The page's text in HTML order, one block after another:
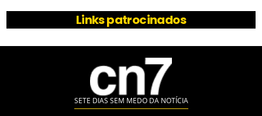
Links patrocinados
SETE DIAS SEM MEDO DA NOTÍCIA